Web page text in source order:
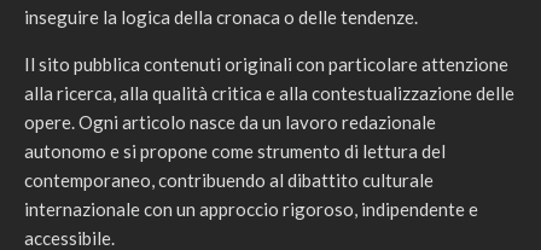
inseguire la logica della cronaca o delle tendenze.
Il sito pubblica contenuti originali con particolare attenzione
alla ricerca, alla qualità critica e alla contestualizzazione delle
opere. Ogni articolo nasce da un lavoro redazionale
autonomo e si propone come strumento di lettura del
contemporaneo, contribuendo al dibattito culturale
internazionale con un approccio rigoroso, indipendente e
accessibile.